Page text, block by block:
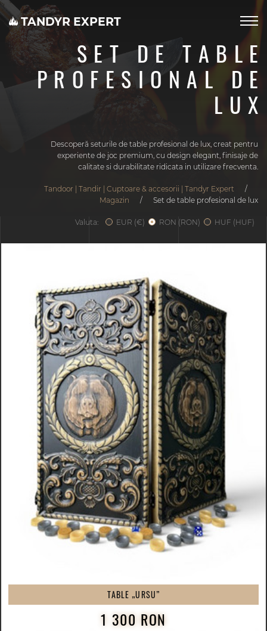
TANDYR EXPERT
SET DE TABLE
PROFESIONAL DE
LUX
Descoperă seturile de table profesional de lux, creat pentru
experiente de joc premium, cu design elegant, finisaje de
calitate si durabilitate ridicata in utilizare frecventa.
Tandoor | Tandir | Cuptoare & accesorii | Tandyr Expert
/
Magazin
/ Set de table profesional de lux
Valuta: EUR (€) RON (RON) HUF (HUF)
TABLE „URSU”
1 300 RON